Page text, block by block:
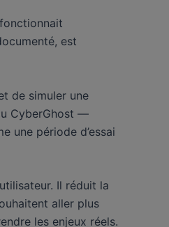
est
de simuler une
CyberGhost —
une période d’essai
Il réduit la
aller plus
les enjeux réels.